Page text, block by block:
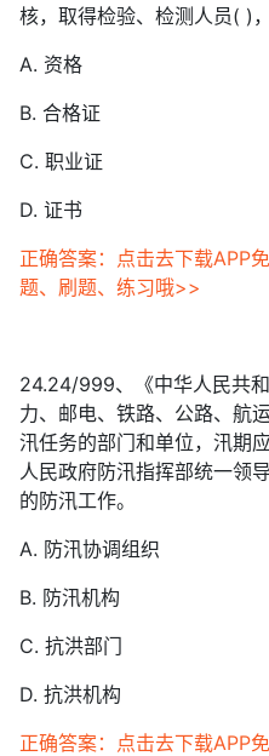
核，取得检验、检测人员( )
A. 资格
B. 合格证
C. 职业证
D. 证书
正确答案：点击去下载APP
题、刷题、练习哦>>
24.24/999、《中华人民共
力、邮电、铁路、公路、航
汛任务的部门和单位，汛期
人民政府防汛指挥部统一领
的防汛工作。
A. 防汛协调组织
B. 防汛机构
C. 抗洪部门
D. 抗洪机构
正确答案：点击去下载APP